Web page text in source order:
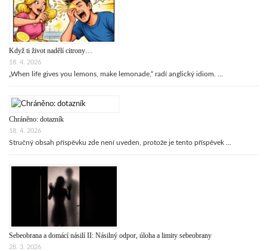
Když ti život nadělí citrony…
18. 4. 2026
„When life gives you lemons, make lemonade,“ radí anglický idiom. …
Chráněno: dotazník
18. 4. 2026
Stručný obsah příspěvku zde není uveden, protože je tento příspěvek …
Sebeobrana a domácí násilí II: Násilný odpor, úloha a limity sebeobrany
28. 3. 2026